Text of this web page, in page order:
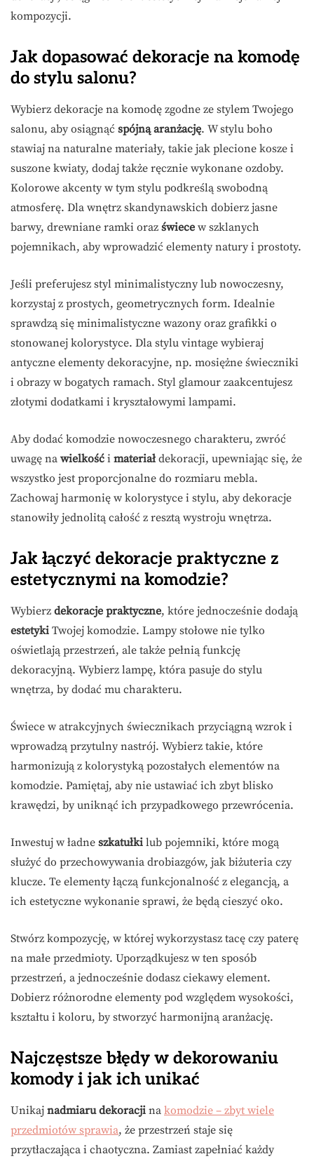
kompozycji.
Jak dopasować dekoracje na komodę
do stylu salonu?
Wybierz dekoracje na komodę zgodne ze stylem Twojego
salonu, aby osiągnąć spójną aranżację. W stylu boho
stawiaj na naturalne materiały, takie jak plecione kosze i
suszone kwiaty, dodaj także ręcznie wykonane ozdoby.
Kolorowe akcenty w tym stylu podkreślą swobodną
atmosferę. Dla wnętrz skandynawskich dobierz jasne
barwy, drewniane ramki oraz świece w szklanych
pojemnikach, aby wprowadzić elementy natury i prostoty.
Jeśli preferujesz styl minimalistyczny lub nowoczesny,
korzystaj z prostych, geometrycznych form. Idealnie
sprawdzą się minimalistyczne wazony oraz grafikki o
stonowanej kolorystyce. Dla stylu vintage wybieraj
antyczne elementy dekoracyjne, np. mosiężne świeczniki
i obrazy w bogatych ramach. Styl glamour zaakcentujesz
złotymi dodatkami i kryształowymi lampami.
Aby dodać komodzie nowoczesnego charakteru, zwróć
uwagę na wielkość i materiał dekoracji, upewniając się, że
wszystko jest proporcjonalne do rozmiaru mebla.
Zachowaj harmonię w kolorystyce i stylu, aby dekoracje
stanowiły jednolitą całość z resztą wystroju wnętrza.
Jak łączyć dekoracje praktyczne z
estetycznymi na komodzie?
Wybierz dekoracje praktyczne, które jednocześnie dodają
estetyki Twojej komodzie. Lampy stołowe nie tylko
oświetlają przestrzeń, ale także pełnią funkcję
dekoracyjną. Wybierz lampę, która pasuje do stylu
wnętrza, by dodać mu charakteru.
Świece w atrakcyjnych świecznikach przyciągną wzrok i
wprowadzą przytulny nastrój. Wybierz takie, które
harmonizują z kolorystyką pozostałych elementów na
komodzie. Pamiętaj, aby nie ustawiać ich zbyt blisko
krawędzi, by uniknąć ich przypadkowego przewrócenia.
Inwestuj w ładne szkatułki lub pojemniki, które mogą
służyć do przechowywania drobiazgów, jak biżuteria czy
klucze. Te elementy łączą funkcjonalność z elegancją, a
ich estetyczne wykonanie sprawi, że będą cieszyć oko.
Stwórz kompozycję, w której wykorzystasz tacę czy paterę
na małe przedmioty. Uporządkujesz w ten sposób
przestrzeń, a jednocześnie dodasz ciekawy element.
Dobierz różnorodne elementy pod względem wysokości,
kształtu i koloru, by stworzyć harmonijną aranżację.
Najczęstsze błędy w dekorowaniu
komody i jak ich unikać
Unikaj nadmiaru dekoracji na komodzie – zbyt wiele
przedmiotów sprawia, że przestrzeń staje się
przytłaczająca i chaotyczna. Zamiast zapełniać każdy